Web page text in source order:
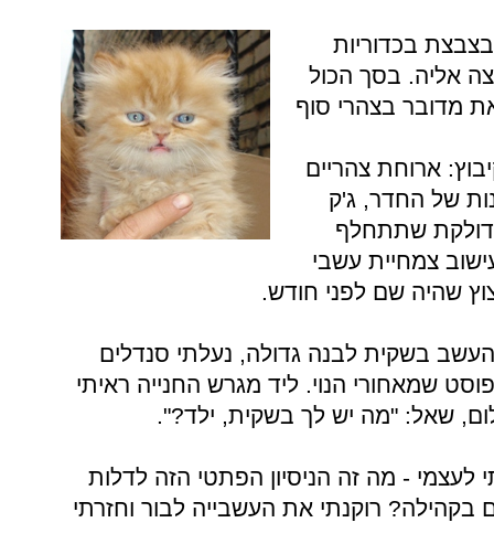
בכדוריות
אליה. בסך הכול
מדובר בצהרי סוף
ארוחת צהריים
של החדר, ג'ק
דולקת שתתחלף
צמחיית עשבי
שהיה שם לפני חודש.
בשקית לבנה גדולה, נעלתי סנדלים
שמאחורי הנוי. ליד מגרש החנייה ראיתי
שאל: "מה יש לך בשקית, ילד?".
לעצמי - מה זה הניסיון הפתטי הזה לדלות
בקהילה? רוקנתי את העשבייה לבור וחזרתי